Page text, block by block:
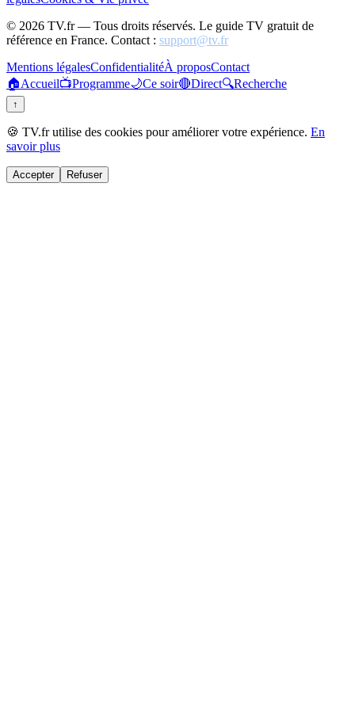
© 2026 TV.fr — Tous droits réservés. Le guide TV gratuit de
référence en France. Contact : support@tv.fr
Mentions légalesConfidentialitéÀ proposContact
🏠Accueil📺Programme🌙Ce soir🔴Direct🔍Recherche
↑
🍪 TV.fr utilise des cookies pour améliorer votre expérience. En
savoir plus
Accepter Refuser